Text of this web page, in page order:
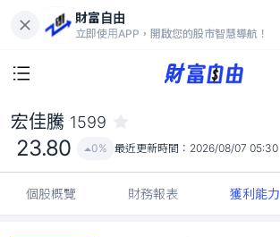
財富自由
立即使用APP，開啟您的股市智慧導航！
23.80
0%
宏佳騰 1599
23.80 0% 最近更新時間： 2026/08/07 05:30
個股概覽 財務報表 獲利能力